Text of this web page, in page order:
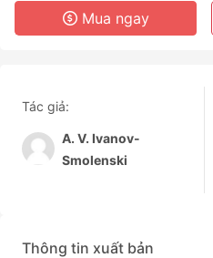
Mua ngay
Tác giả:
A. V. Ivanov-
Smolenski
Thông tin xuất bản